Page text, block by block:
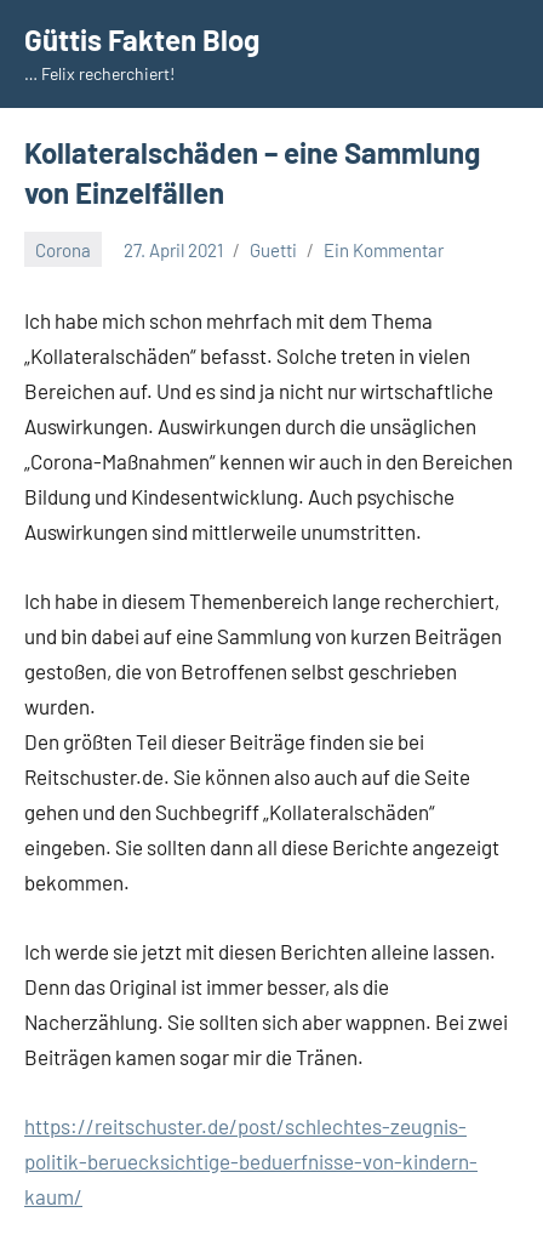
Inhalt
springen
Güttis Fakten Blog
… Felix recherchiert!
Kollateralschäden – eine Sammlung
von Einzelfällen
Corona 27. April 2021 Guetti Ein Kommentar
Ich habe mich schon mehrfach mit dem Thema
„Kollateralschäden“ befasst. Solche treten in vielen
Bereichen auf. Und es sind ja nicht nur wirtschaftliche
Auswirkungen. Auswirkungen durch die unsäglichen
„Corona-Maßnahmen“ kennen wir auch in den Bereichen
Bildung und Kindesentwicklung. Auch psychische
Auswirkungen sind mittlerweile unumstritten.
Ich habe in diesem Themenbereich lange recherchiert,
und bin dabei auf eine Sammlung von kurzen Beiträgen
gestoßen, die von Betroffenen selbst geschrieben
wurden.
Den größten Teil dieser Beiträge finden sie bei
Reitschuster.de. Sie können also auch auf die Seite
gehen und den Suchbegriff „Kollateralschäden“
eingeben. Sie sollten dann all diese Berichte angezeigt
bekommen.
Ich werde sie jetzt mit diesen Berichten alleine lassen.
Denn das Original ist immer besser, als die
Nacherzählung. Sie sollten sich aber wappnen. Bei zwei
Beiträgen kamen sogar mir die Tränen.
https://reitschuster.de/post/schlechtes-zeugnis-
politik-beruecksichtige-beduerfnisse-von-kindern-
kaum/